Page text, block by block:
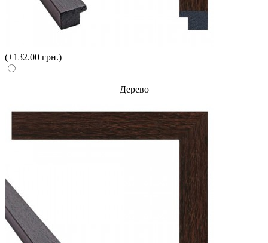
(+132.00 грн.)
Дерево